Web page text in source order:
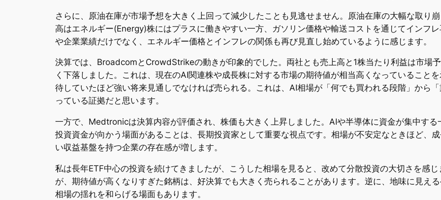
さらに、原油在庫が市場予想を大きく上回って減少したことも見逃せません。原油在庫の大幅な取り
高はエネルギー(Energy)株にはプラスに働きやすい一方、ガソリン価格や輸送コストを通じてインフ
や企業業績だけでなく、エネルギー価格とインフレの関係も再び見直し始めているように感じます。
決算では、BroadcomとCrowdStrikeの動きが印象的でした。両社とも売上高と1株当たり利益は市場
く下落しました。これは、現在のAI関連株や成長株に対する市場の期待値が相当高くなっていること
待していたほど強い将来見通しでなければ売られる。これは、AI相場が「何でも買われる段階」から
っている証拠だと思います。
一方で、Medtronicは決算内容が評価され、株価も大きく上昇しました。AIや半導体に資金が集中す
投資資金が向かう場面があることは、長期投資家として重要な視点です。相場が不安定なときほど、
い収益基盤を持つ企業の存在感が増します。
私は長年ETF中心の投資を続けてきましたが、こうした相場を見ると、改めて分散投資の大切さを感
が、期待値が高くなりすぎた銘柄は、好決算でも大きく売られることがあります。逆に、地味に見え
相場の揺れを和らげる場面もあります。